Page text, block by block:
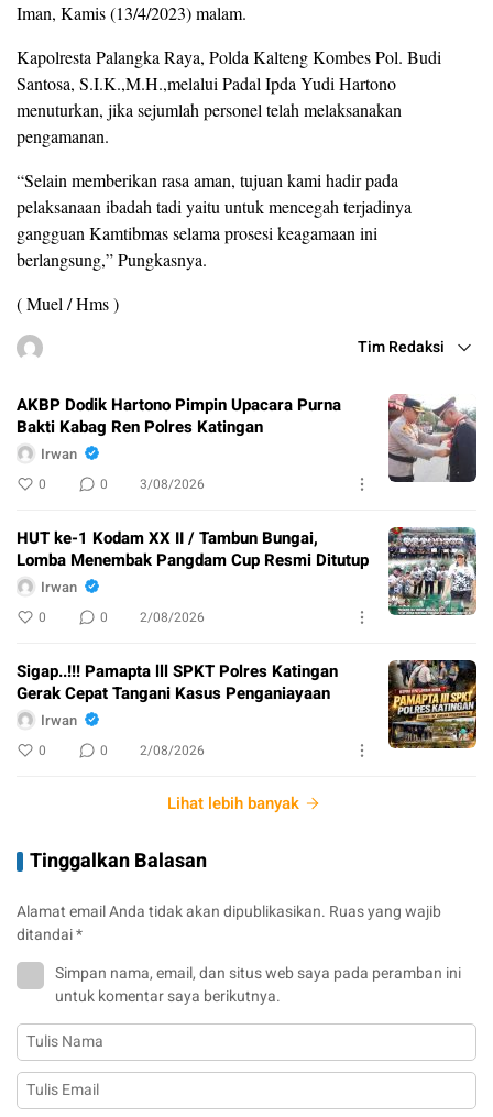
Iman, Kamis (13/4/2023) malam.
Kapolresta Palangka Raya, Polda Kalteng Kombes Pol. Budi
Santosa, S.I.K.,M.H.,melalui Padal Ipda Yudi Hartono
menuturkan, jika sejumlah personel telah melaksanakan
pengamanan.
“Selain memberikan rasa aman, tujuan kami hadir pada
pelaksanaan ibadah tadi yaitu untuk mencegah terjadinya
gangguan Kamtibmas selama prosesi keagamaan ini
berlangsung,” Pungkasnya.
( Muel / Hms )
Tim Redaksi
AKBP Dodik Hartono Pimpin Upacara Purna
Bakti Kabag Ren Polres Katingan
Irwan
0 0 3/08/2026
HUT ke-1 Kodam XX II / Tambun Bungai,
Lomba Menembak Pangdam Cup Resmi Ditutup
Irwan
0 0 2/08/2026
Sigap..!!! Pamapta lll SPKT Polres Katingan
Gerak Cepat Tangani Kasus Penganiayaan
Irwan
0 0 2/08/2026
Lihat lebih banyak
Tinggalkan Balasan
Alamat email Anda tidak akan dipublikasikan. Ruas yang wajib
ditandai*
Simpan nama, email, dan situs web saya pada peramban ini
untuk komentar saya berikutnya.